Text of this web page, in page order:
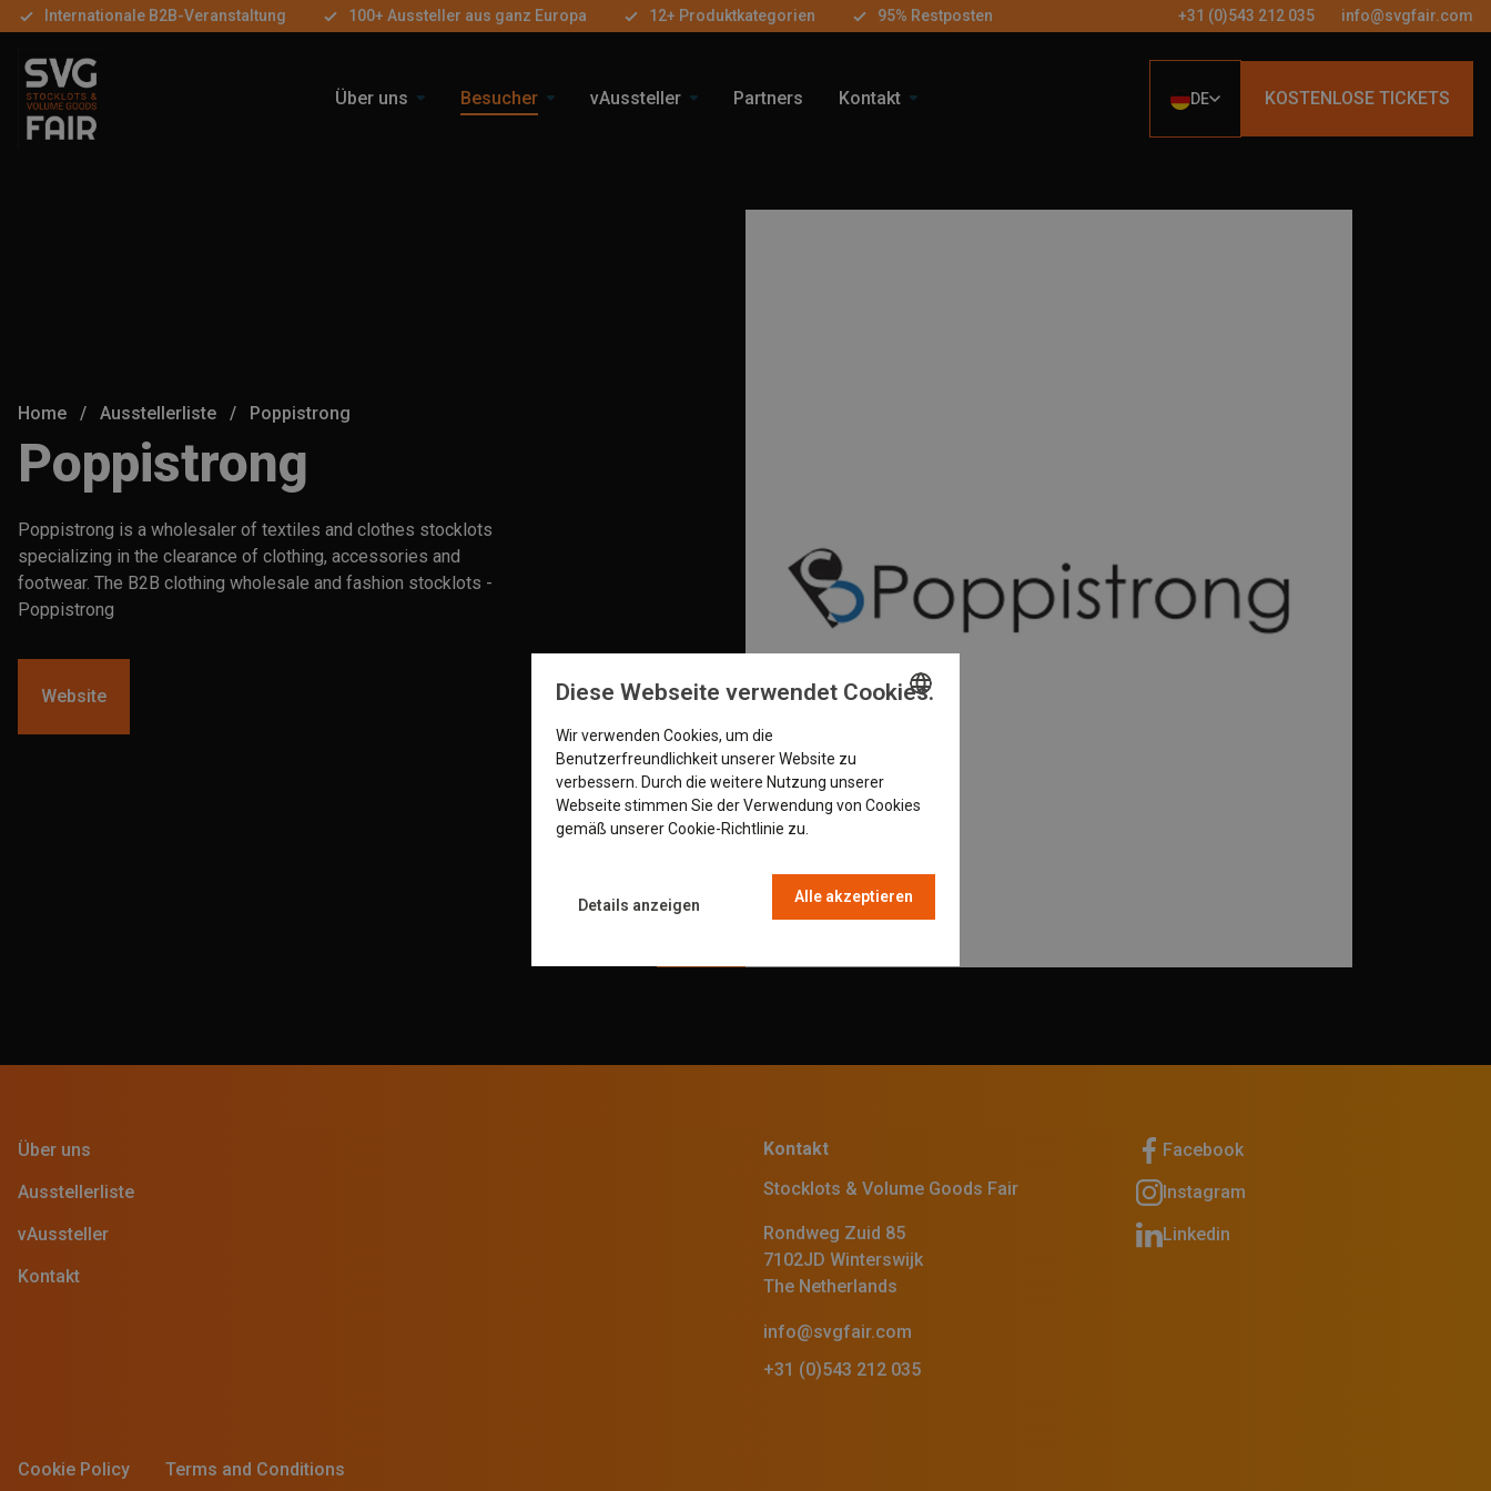
Internationale B2B-Veranstaltung 100+ Aussteller aus ganz Europa 12+ Produktkategorien 95% Restposten +31 (0)543 212 035 info@svgfair.com
Über uns Besucher vAussteller Partners Kontakt DE KOSTENLOSE TICKETS
Home / Ausstellerliste / Poppistrong
Poppistrong
Poppistrong is a wholesaler of textiles and clothes stocklots
specializing in the clearance of clothing, accessories and
footwear. The B2B clothing wholesale and fashion stocklots -
Poppistrong
Website
Über uns
Ausstellerliste
vAussteller
Kontakt
Kontakt
Stocklots & Volume Goods Fair
Rondweg Zuid 85
7102JD Winterswijk
The Netherlands
info@svgfair.com
+31 (0)543 212 035
Facebook
Instagram
Linkedin
Cookie Policy Terms and Conditions
GERMAN
Diese Webseite verwendet Cookies.
Wir verwenden Cookies, um die
Benutzerfreundlichkeit unserer Website zu
verbessern. Durch die weitere Nutzung unserer
Webseite stimmen Sie der Verwendung von Cookies
gemäß unserer Cookie-Richtlinie zu.
Alle akzeptieren
Details anzeigen